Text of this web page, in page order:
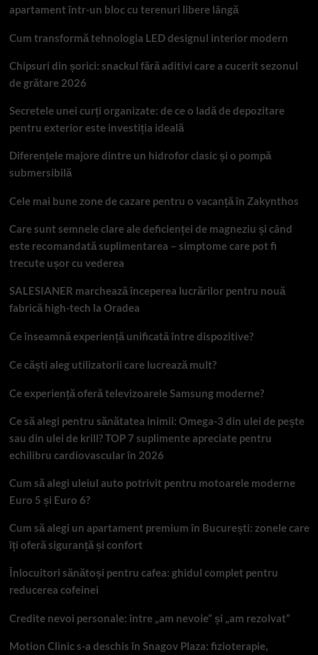
apartament într-un bloc cu terenuri libere lângă
Cum transformă tehnologia LED designul interior modern
Chipsuri din șorici: snackul fără aditivi care a cucerit sezonul
de grătare 2026
Secretele unei curți organizate: de ce o ladă de depozitare
pentru exterior este investiția ideală
Diferențele majore dintre un hidrofor clasic și o pompă
submersibilă
Cele mai bune zone de cazare pentru o vacanță în Zakynthos
Care sunt semnele clare ale deficienței de magneziu și când
este recomandată suplimentarea – simptome care pot fi
trecute ușor cu vederea
SALESIANER marchează începerea lucrărilor pentru nouă
fabrică high-tech la Oradea
Ce înseamnă experiență unificată între dispozitive?
Ce căști aleg utilizatorii care lucrează mult?
Ce experiență oferă televizoarele Samsung moderne?
Ce să alegi pentru sănătatea inimii: Omega-3 din ulei de pește
sau din ulei de krill? TOP 7 suplimente apreciate pentru
echilibru cardiovascular în 2026
Cum să alegi uleiul auto potrivit pentru motoarele moderne
Euro 5 și Euro 6?
Cum să alegi un apartament premium în București: zonele care
îți oferă siguranță și confort
Înlocuitori sănătoși pentru cafea: ghidul complet pentru
reducerea cofeinei
Credite nevoi personale: între „am nevoie” și „am rezolvat”
Motion Clinic s-a deschis în Snagov Plaza: fizioterapie,